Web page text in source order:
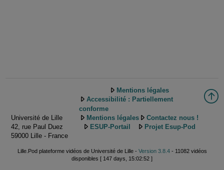
Université de Lille
42, rue Paul Duez
59000 Lille - France
Mentions légales
Accessibilité : Partiellement
conforme
Mentions légales
Contactez nous !
ESUP-Portail
Projet Esup-Pod
Lille.Pod plateforme vidéos de Université de Lille - Version 3.8.4- 11082 vidéos
disponibles [ 147 days, 15:02:52 ]